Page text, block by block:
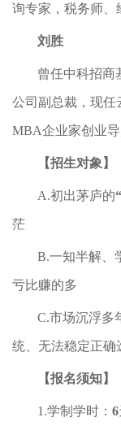
询专家，税务师、
刘胜
曾任中科招商
公司副总裁，现任
MBA企业家创业导
【招生对象】
A.初出茅庐的
茫
B.一知半解、
亏比赚的多
C.市场沉浮多
统、无法稳定正确
【报名须知】
1.学制学时： 6